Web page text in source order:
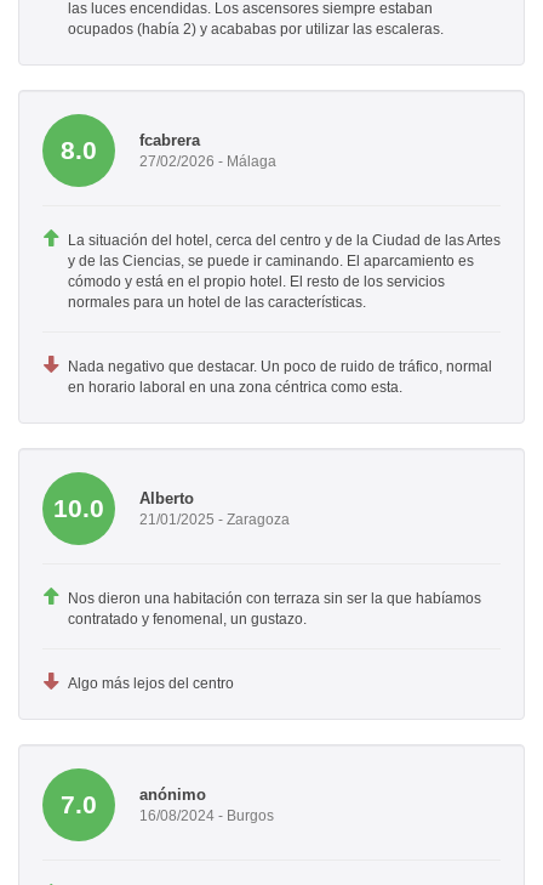
las luces encendidas. Los ascensores siempre estaban
ocupados (había 2) y acababas por utilizar las escaleras.
8.0 fcabrera
27/02/2026 - Málaga
La situación del hotel, cerca del centro y de la Ciudad de las Artes
y de las Ciencias, se puede ir caminando. El aparcamiento es
cómodo y está en el propio hotel. El resto de los servicios
normales para un hotel de las características.
Nada negativo que destacar. Un poco de ruido de tráfico, normal
en horario laboral en una zona céntrica como esta.
10.0 Alberto
21/01/2025 - Zaragoza
Nos dieron una habitación con terraza sin ser la que habíamos
contratado y fenomenal, un gustazo.
Algo más lejos del centro
7.0 anónimo
16/08/2024 - Burgos